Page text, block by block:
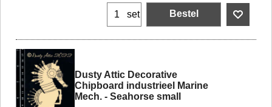
set Bestel
Dusty Attic Decorative
Chipboard industrieel Marine
Mech. - Seahorse small